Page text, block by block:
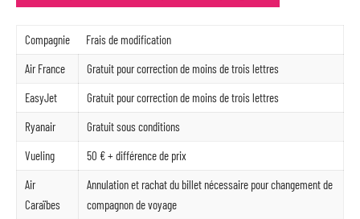
Compagnie
Frais de modification
Air France
Gratuit pour correction de moins de trois lettres
EasyJet
Gratuit pour correction de moins de trois lettres
Ryanair
Gratuit sous conditions
Vueling
50 € + différence de prix
Air
Caraïbes
Annulation et rachat du billet nécessaire pour changement de
compagnon de voyage